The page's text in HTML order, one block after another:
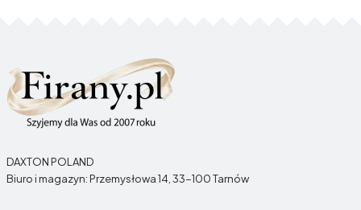
DAXTON POLAND
Biuro i magazyn: Przemysłowa 14, 33-100 Tarnów